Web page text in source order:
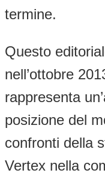
termine.
Questo
nell’ottobre
rappresenta
posizione del
confronti della
Vertex nella